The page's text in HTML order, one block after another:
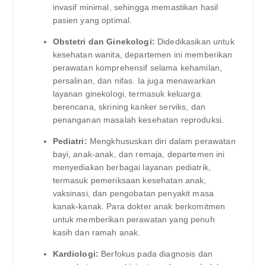
invasif minimal, sehingga memastikan hasil
pasien yang optimal.
Obstetri dan Ginekologi: Didedikasikan untuk
kesehatan wanita, departemen ini memberikan
perawatan komprehensif selama kehamilan,
persalinan, dan nifas. Ia juga menawarkan
layanan ginekologi, termasuk keluarga
berencana, skrining kanker serviks, dan
penanganan masalah kesehatan reproduksi.
Pediatri: Mengkhususkan diri dalam perawatan
bayi, anak-anak, dan remaja, departemen ini
menyediakan berbagai layanan pediatrik,
termasuk pemeriksaan kesehatan anak,
vaksinasi, dan pengobatan penyakit masa
kanak-kanak. Para dokter anak berkomitmen
untuk memberikan perawatan yang penuh
kasih dan ramah anak.
Kardiologi: Berfokus pada diagnosis dan